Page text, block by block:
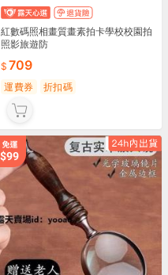
紅數碼照相畫質畫素拍卡學校校園拍
照影旅遊防
709
運費券 折扣碼